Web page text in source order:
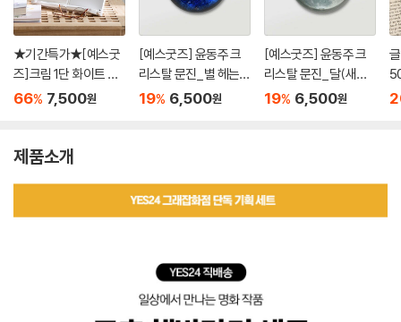
★기간특가★[예스굿
즈]크림 1단 화이트 독
서대 300 책받침대 휴
66% 7,500원
[예스굿즈] 윤동주 크
리스탈 문진_별 헤는
밤(무게 280g)
19% 6,500원
[예스굿즈] 윤동주 크
리스탈 문진_달(새로
운 길)(무게 280g)
19% 6,500원
제품소개